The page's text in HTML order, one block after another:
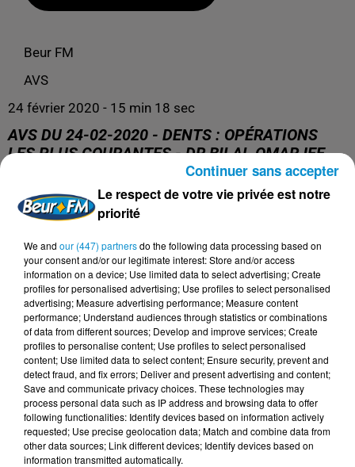
Beur FM
AVS
24 février 2020 - 15 min 18 sec
AVS DU 24-02-2020 - DENTS : OPÉRATIONS
LES PLUS COURANTES - DR BILAL OMARJEE
AVS du 24-02-2020 - Dents : opérations les plus
courantes - Dr Bilal Omarjee
DERNIERS PODCASTS
Le respect de votre vie privée est notre
priorité
We and our (447) partnersdo the following data processing based on
your consent and/or our legitimate interest: Store and/or access
information on a device; Use limited data to select advertising; Create
profiles for personalised advertising; Use profiles to select personalised
advertising; Measure advertising performance; Measure content
performance; Understand audiences through statistics or combinations
of data from different sources; Develop and improve services; Create
profiles to personalise content; Use profiles to select personalised
content; Use limited data to select content; Ensure security, prevent and
detect fraud, and fix errors; Deliver and present advertising and content;
Save and communicate privacy choices. These technologies may
process personal data such as IP address and browsing data to offer
following functionalities: Identify devices based on information actively
requested; Use precise geolocation data; Match and combine data from
other data sources; Link different devices; Identify devices based on
information transmitted automatically.
Continuer sans accepter